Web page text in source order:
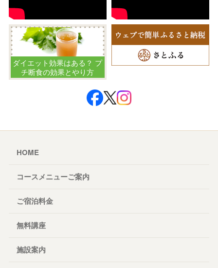
ダイエット効果はある？ プ
チ断食の効果とやり方
HOME
コースメニューご案内
ご宿泊料金
無料講座
施設案内